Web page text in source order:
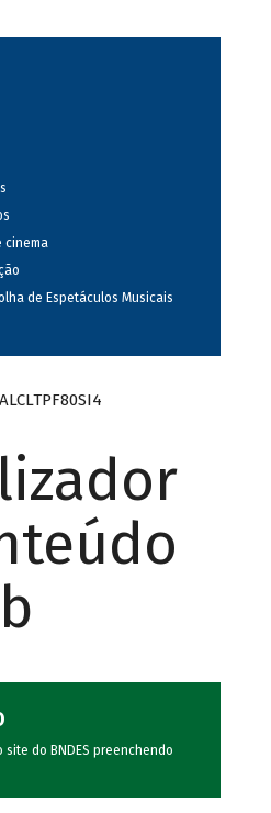
cinema
de Espetáculos Musicais
do BNDES preenchendo